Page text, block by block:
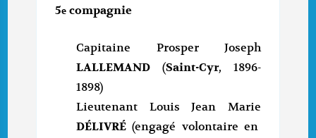
5e compagnie
Capitaine Prosper Joseph
LALLEMAND (Saint-Cyr, 1896-
1898)
Lieutenant Louis Jean Marie
DÉLIVRÉ(engagé volontaire en